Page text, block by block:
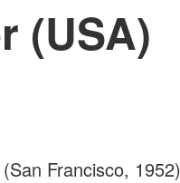
(USA)
Francisco, 1952)